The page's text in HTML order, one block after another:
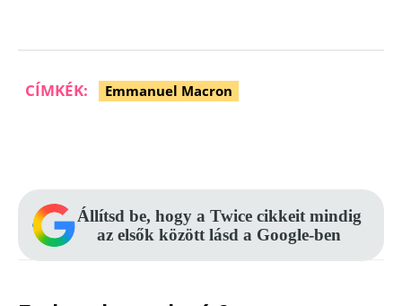
CÍMKÉK: Emmanuel Macron
Állítsd be, hogy a Twice cikkeit mindig
az elsők között lásd a Google-ben